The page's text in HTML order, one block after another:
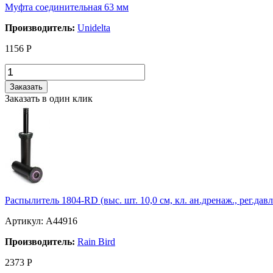
Муфта соединительная 63 мм
Производитель: Unidelta
1156 Р
Заказать
Заказать в один клик
Распылитель 1804-RD (выс. шт. 10,0 см, кл. ан.дренаж.,
Артикул: A44916
Производитель: Rain Bird
2373 Р